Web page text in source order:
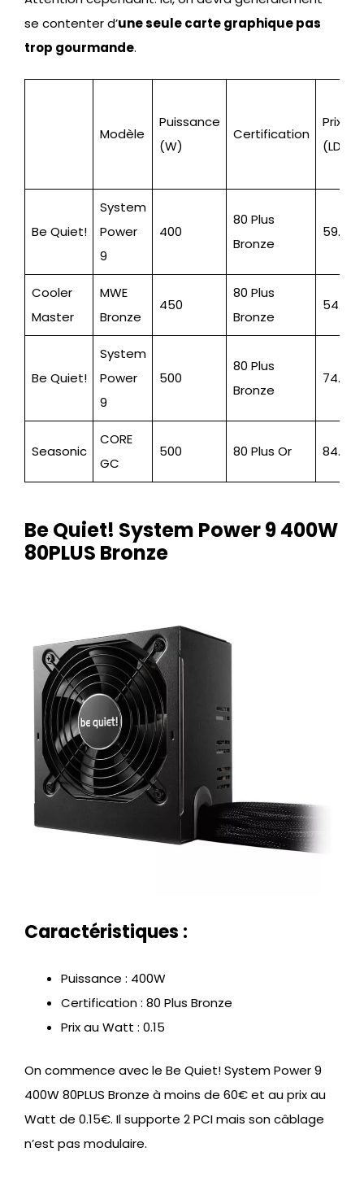
se contenter d’une seule carte graphique pas
trop gourmande.
Modèle
Puissance
(W)
Certification
Prix
(LDLC)
Be Quiet!
System
Power
9
400
80 Plus
Bronze
59.95
Cooler
Master
MWE
Bronze
450
80 Plus
Bronze
54.95
Be Quiet!
System
Power
9
500
80 Plus
Bronze
74.95
Seasonic
CORE
GC
500 80 Plus Or 84.95
Be Quiet! System Power 9 400W
80PLUS Bronze
Caractéristiques :
Puissance : 400W
Certification : 80 Plus Bronze
Prix au Watt : 0.15
On commence avec le Be Quiet! System Power 9
400W 80PLUS Bronze à moins de 60€ et au prix au
Watt de 0.15€. Il supporte 2 PCI mais son câblage
n’est pas modulaire.